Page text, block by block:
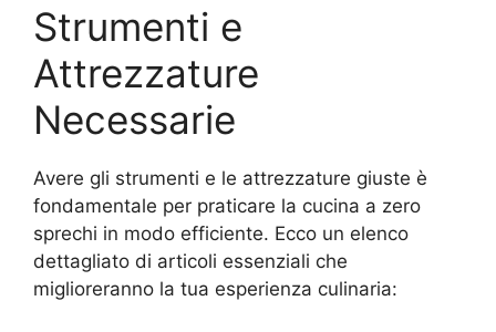
Strumenti e
Attrezzature
Necessarie
Avere gli strumenti e le attrezzature giuste è
fondamentale per praticare la cucina a zero
sprechi in modo efficiente. Ecco un elenco
dettagliato di articoli essenziali che
miglioreranno la tua esperienza culinaria: